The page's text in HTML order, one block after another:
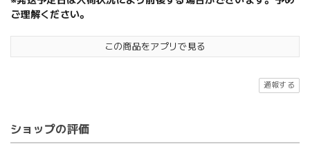
ご理解ください。
この商品をアプリで見る
通報する
ショップの評価